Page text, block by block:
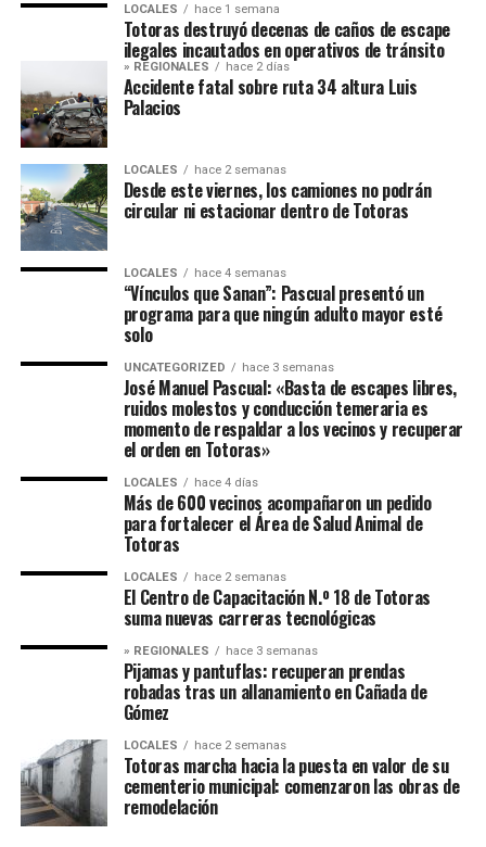
LOCALES hace 1 semana
Totoras destruyó decenas de caños de escape
ilegales incautados en operativos de tránsito
» REGIONALES hace 2 días
Accidente fatal sobre ruta 34 altura Luis
Palacios
LOCALES hace 2 semanas
Desde este viernes, los camiones no podrán
circular ni estacionar dentro de Totoras
LOCALES hace 4 semanas
“Vínculos que Sanan”: Pascual presentó un
programa para que ningún adulto mayor esté
solo
UNCATEGORIZED hace 3 semanas
José Manuel Pascual: «Basta de escapes libres,
ruidos molestos y conducción temeraria es
momento de respaldar a los vecinos y recuperar
el orden en Totoras»
LOCALES hace 4 días
Más de 600 vecinos acompañaron un pedido
para fortalecer el Área de Salud Animal de
Totoras
LOCALES hace 2 semanas
El Centro de Capacitación N.º 18 de Totoras
suma nuevas carreras tecnológicas
» REGIONALES hace 3 semanas
Pijamas y pantuflas: recuperan prendas
robadas tras un allanamiento en Cañada de
Gómez
LOCALES hace 2 semanas
Totoras marcha hacia la puesta en valor de su
cementerio municipal: comenzaron las obras de
remodelación